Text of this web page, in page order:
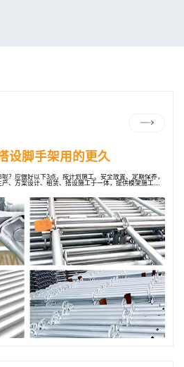
设脚手架用的更久
？应做好以下3点，按计划施工、安全放置、定期保养，
、方案设计、租赁、搭设施工于一体，提供模架施工一